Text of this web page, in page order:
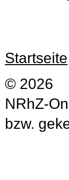
Startseite
© 2026
NRhZ-
bzw.